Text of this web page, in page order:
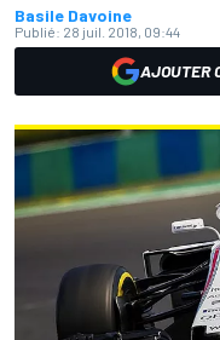
Basile Davoine
Publié: 28 juil. 2018, 09:44
AJOUTER